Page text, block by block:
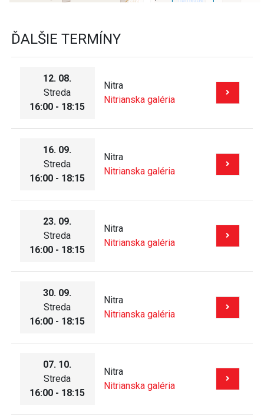
ĎALŠIE TERMÍNY
12. 08.
Streda
16:00 - 18:15
Nitra
Nitrianska galéria
16. 09.
Streda
16:00 - 18:15
Nitra
Nitrianska galéria
23. 09.
Streda
16:00 - 18:15
Nitra
Nitrianska galéria
30. 09.
Streda
16:00 - 18:15
Nitra
Nitrianska galéria
07. 10.
Streda
16:00 - 18:15
Nitra
Nitrianska galéria